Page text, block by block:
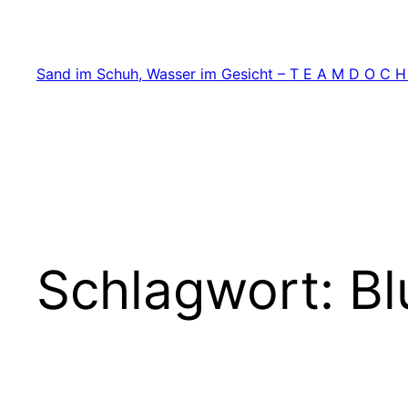
springen
Sand im Schuh, Wasser im Gesicht – T E A M D O C
Schlagwort: